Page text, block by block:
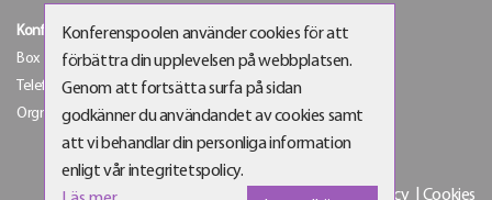
Konferenspoolen använder cookies för att
förbättra din upplevelsen på webbplatsen.
Genom att fortsätta surfa på sidan
godkänner du användandet av cookies samt
att vi behandlar din personliga information
enligt vår integritetspolicy.
Konferenspoolen Sverige AB
Box 145 | 125 30 Älvsjö | Besöksadress: Älvsjö gårdsväg 6
Telefon:08-21 61 00 | E-post:info@konferenspoolen.se
Orgnr: 556538-4129
Integritetspolicy Cookies